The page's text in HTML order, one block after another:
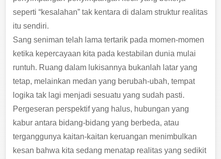
seperti “kesalahan” tak kentara di dalam struktur realitas
itu sendiri.
Sang seniman telah lama tertarik pada momen-momen
ketika kepercayaan kita pada kestabilan dunia mulai
runtuh. Ruang dalam lukisannya bukanlah latar yang
tetap, melainkan medan yang berubah-ubah, tempat
logika tak lagi menjadi sesuatu yang sudah pasti.
Pergeseran perspektif yang halus, hubungan yang
kabur antara bidang-bidang yang berbeda, atau
terganggunya kaitan-kaitan keruangan menimbulkan
kesan bahwa kita sedang menatap realitas yang sedikit